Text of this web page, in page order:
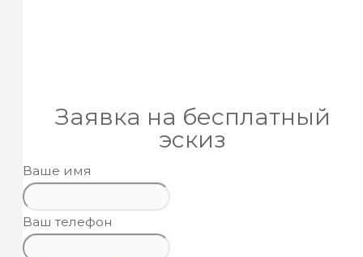
Заявка на бесплатный
эскиз
Ваше имя
Ваш телефон